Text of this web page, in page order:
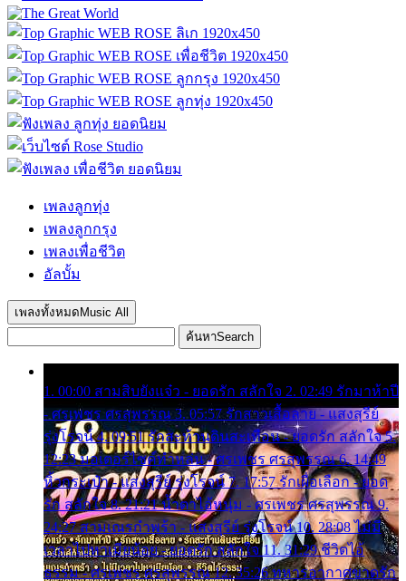
เพลงลูกทุ่ง
เพลงลูกกรุง
เพลงเพื่อชีวิต
อัลบั้ม
เพลงทั้งหมด Music All
ค้นหาSearch
1. 00:00 สามสิบยังแจ๋ว - ยอดรัก สลักใจ 2. 02:49 รักมาห้าปี
- ศรเพชร ศรสุพรรณ 3. 05:57 รักสาวเสื้อลาย - แสงสุรีย์
รุ่งโรจน์ 4. 09:51 รักสะท้านดินสะเทือน - ยอดรัก สลักใจ 5.
12:23 มอเตอร์ไซค์ทำหล่น - ศรเพชร ศรสุพรรณ 6. 14:49
หิ้วกระเป๋า - แสงสุรีย์ รุ่งโรจน์ 7. 17:57 รักเผื่อเลือก - ยอด
รัก สลักใจ 8. 21:21 น้ำตาไอ้หนุ่ม - ศรเพชร ศรสุพรรณ 9.
24:27 สามเณรกำพร้า - แสงสุรีย์ รุ่งโรจน์ 10. 28:08 ไม่มี
เวลาไปหาเมียน้อย - ยอดรัก สลักใจ 11. 31:29 ชีวิตไอ้
ธรรม - ศรเพชร ศรสุพรรณ 12. 35:26 ทหารอากาศขาดรัก